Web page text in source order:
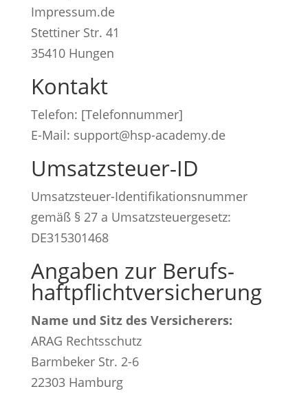
Impressum.de
Stettiner Str. 41
35410 Hungen
Kontakt
Telefon: [Telefonnummer]
E-Mail: support@hsp-academy.de
Umsatzsteuer-ID
Umsatzsteuer-Identifikationsnummer
gemäß § 27 a Umsatzsteuergesetz:
DE315301468
Angaben zur Berufs­
haftpflicht­versicherung
Name und Sitz des Versicherers:
ARAG Rechtsschutz
Barmbeker Str. 2-6
22303 Hamburg